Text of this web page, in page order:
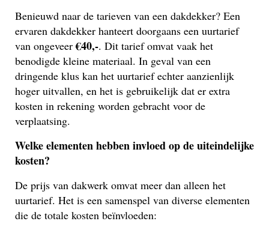
Benieuwd naar de tarieven van een dakdekker? Een
ervaren dakdekker hanteert doorgaans een uurtarief
van ongeveer€40,-. Dit tarief omvat vaak het
benodigde kleine materiaal. In geval van een
dringende klus kan het uurtarief echter aanzienlijk
hoger uitvallen, en het is gebruikelijk dat er extra
kosten in rekening worden gebracht voor de
verplaatsing.
Welke elementen hebben invloed op de uiteindelijke
kosten?
De prijs van dakwerk omvat meer dan alleen het
uurtarief. Het is een samenspel van diverse elementen
die de totale kosten beïnvloeden: